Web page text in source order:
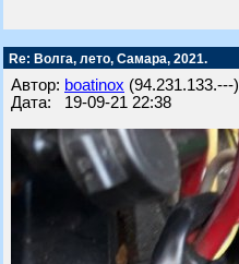
Re: Волга, лето, Самара, 2021.
Автор: boatinox (94.231.133.---)
Дата: 19-09-21 22:38